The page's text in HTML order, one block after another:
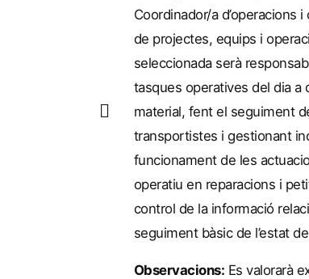
Coordinador/a d’operacions
de projectes, equips i
seleccionada serà
tasques operatives del dia a
material, fent el seguiment
transportistes i gestionant
funcionament de les
operatiu en reparacions i
control de la informació
seguiment bàsic de l’estat
Observacions: Es valorarà